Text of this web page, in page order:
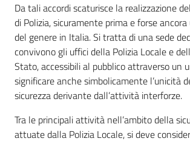
Argomenti
Menu selezionato
Seguici
su
Da tali accordi scaturisce la realizzazione
di Polizia, sicuramente prima e forse
del genere in Italia. Si tratta di una sede
convivono gli uffici della Polizia Locale e
Stato, accessibili al pubblico attraverso un
significare anche simbolicamente l’unicità
sicurezza derivante dall’attività interforze.
Tra le principali attività nell’ambito della
attuate dalla Polizia Locale, si deve